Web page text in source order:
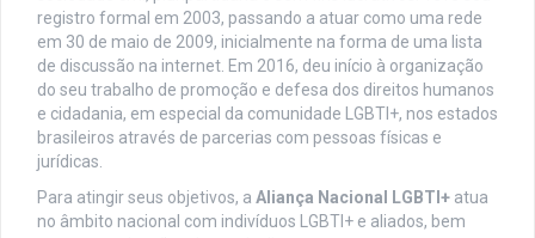
registro formal em 2003, passando a atuar como uma rede
em 30 de maio de 2009, inicialmente na forma de uma lista
de discussão na internet. Em 2016, deu início à organização
do seu trabalho de promoção e defesa dos direitos humanos
e cidadania, em especial da comunidade LGBTI+, nos estados
brasileiros através de parcerias com pessoas físicas e
jurídicas.
Para atingir seus objetivos, a Aliança Nacional LGBTI+ atua
no âmbito nacional com indivíduos LGBTI+ e aliados, bem